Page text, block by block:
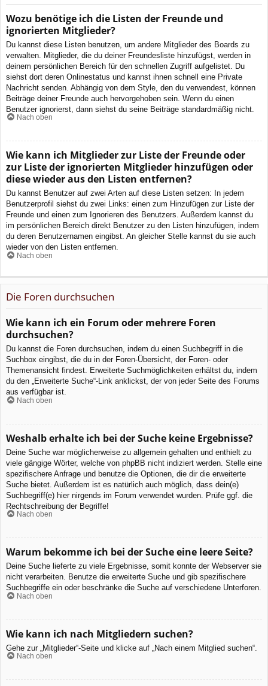
Wozu benötige ich die Listen der Freunde und
ignorierten Mitglieder?
Du kannst diese Listen benutzen, um andere Mitglieder des Boards zu
verwalten. Mitglieder, die du deiner Freundesliste hinzufügst, werden in
deinem persönlichen Bereich für den schnellen Zugriff aufgelistet. Du
siehst dort deren Onlinestatus und kannst ihnen schnell eine Private
Nachricht senden. Abhängig von dem Style, den du verwendest, können
Beiträge deiner Freunde auch hervorgehoben sein. Wenn du einen
Benutzer ignorierst, dann siehst du seine Beiträge standardmäßig nicht.
Nach oben
Wie kann ich Mitglieder zur Liste der Freunde oder
zur Liste der ignorierten Mitglieder hinzufügen oder
diese wieder aus den Listen entfernen?
Du kannst Benutzer auf zwei Arten auf diese Listen setzen: In jedem
Benutzerprofil siehst du zwei Links: einen zum Hinzufügen zur Liste der
Freunde und einen zum Ignorieren des Benutzers. Außerdem kannst du
im persönlichen Bereich direkt Benutzer zu den Listen hinzufügen, indem
du deren Benutzernamen eingibst. An gleicher Stelle kannst du sie auch
wieder von den Listen entfernen.
Nach oben
Die Foren durchsuchen
Wie kann ich ein Forum oder mehrere Foren
durchsuchen?
Du kannst die Foren durchsuchen, indem du einen Suchbegriff in die
Suchbox eingibst, die du in der Foren-Übersicht, der Foren- oder
Themenansicht findest. Erweiterte Suchmöglichkeiten erhältst du, indem
du den „Erweiterte Suche“-Link anklickst, der von jeder Seite des Forums
aus verfügbar ist.
Nach oben
Weshalb erhalte ich bei der Suche keine Ergebnisse?
Deine Suche war möglicherweise zu allgemein gehalten und enthielt zu
viele gängige Wörter, welche von phpBB nicht indiziert werden. Stelle eine
spezifischere Anfrage und benutze die Optionen, die dir die erweiterte
Suche bietet. Außerdem ist es natürlich auch möglich, dass dein(e)
Suchbegriff(e) hier nirgends im Forum verwendet wurden. Prüfe ggf. die
Rechtschreibung der Begriffe!
Nach oben
Warum bekomme ich bei der Suche eine leere Seite?
Deine Suche lieferte zu viele Ergebnisse, somit konnte der Webserver sie
nicht verarbeiten. Benutze die erweiterte Suche und gib spezifischere
Suchbegriffe ein oder beschränke die Suche auf verschiedene Unterforen.
Nach oben
Wie kann ich nach Mitgliedern suchen?
Gehe zur „Mitglieder“-Seite und klicke auf „Nach einem Mitglied suchen“.
Nach oben